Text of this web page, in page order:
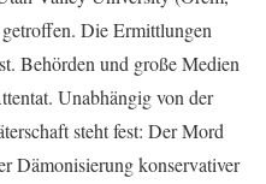
Die Ermittlungen
Behörden und große Medien
Unabhängig von der
steht fest: Der Mord
Dämonisierung konservativer